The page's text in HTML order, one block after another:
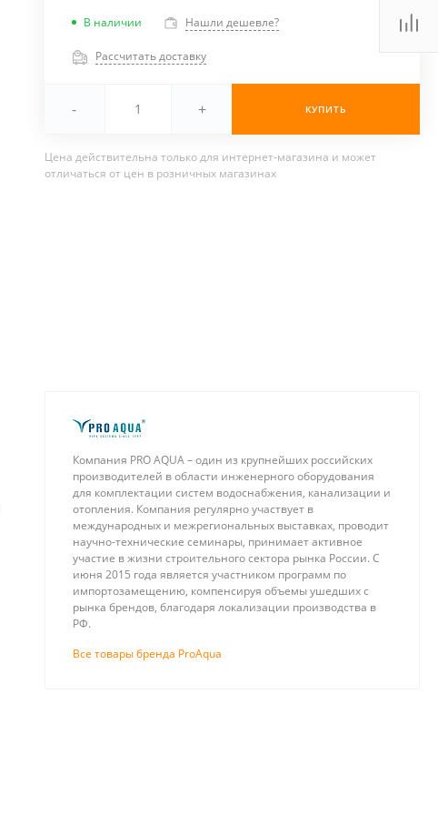
В наличии Нашли дешевле?
Рассчитать доставку
- + КУПИТЬ
Цена действительна только для интернет-магазина и может
отличаться от цен в розничных магазинах
Компания PRO AQUA – один из крупнейших российских
производителей в области инженерного оборудования
для комплектации систем водоснабжения, канализации и
отопления. Компания регулярно участвует в
международных и межрегиональных выставках, проводит
научно-технические семинары, принимает активное
участие в жизни строительного сектора рынка России. С
июня 2015 года является участником программ по
импортозамещению, компенсируя объемы ушедших с
рынка брендов, благодаря локализации производства в
РФ.
Все товары бренда ProAqua